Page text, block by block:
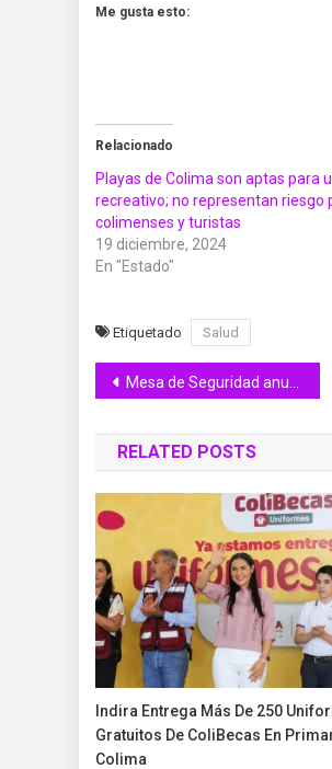
Me gusta esto:
Relacionado
Playas de Colima son aptas para
recreativo; no representan riesgo
colimenses y turistas
19 diciembre, 2024
En "Estado"
Etiquetado Salud
Navegación
de
entradas
Mesa de Seguridad anunció Operativo de Semana Santa y Pascua Colima 2023
RELATED POSTS
Indira Entrega Más De 250
Gratuitos De ColiBecas En
Colima